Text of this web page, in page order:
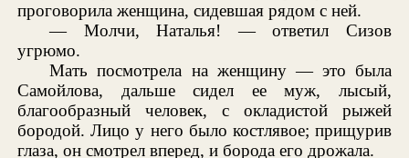
проговорила женщина, сидевшая рядом с ней.
— Молчи, Наталья! — ответил Сизов
угрюмо.
Мать посмотрела на женщину — это была
Самойлова, дальше сидел ее муж, лысый,
благообразный человек, с окладистой рыжей
бородой. Лицо у него было костлявое; прищурив
глаза, он смотрел вперед, и борода его дрожала.